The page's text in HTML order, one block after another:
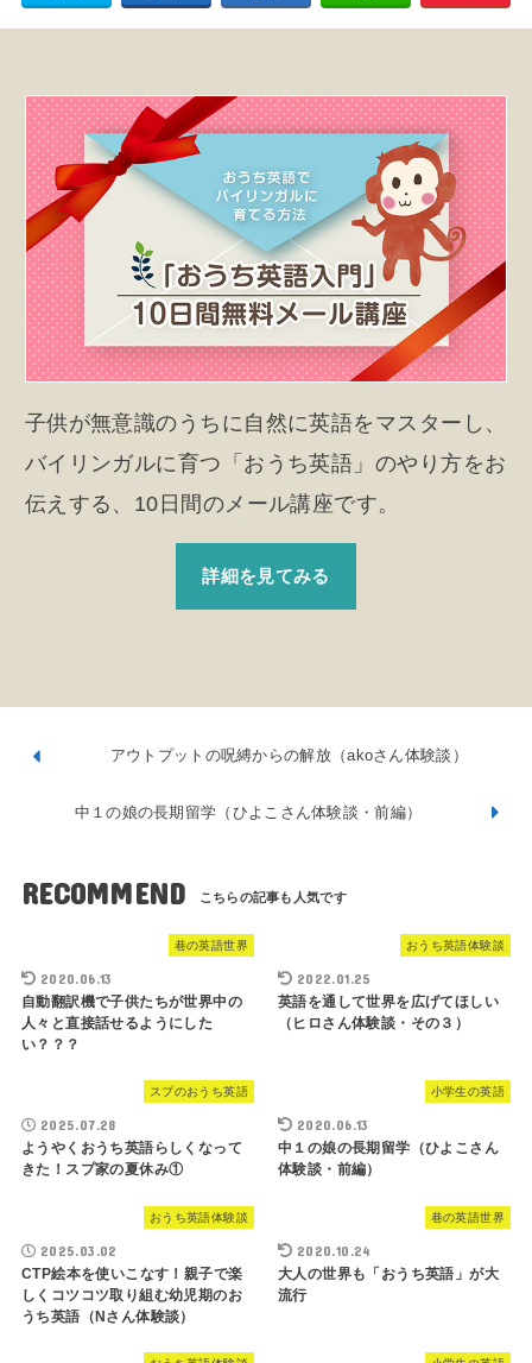
子供が無意識のうちに自然に英語をマスターし、
バイリンガルに育つ「おうち英語」のやり方をお
伝えする、10日間のメール講座です。
詳細を見てみる
アウトプットの呪縛からの解放（akoさん体験談）
中１の娘の長期留学（ひよこさん体験談・前編）
RECOMMEND
巷の英語世界
2020.06.13
自動翻訳機で子供たちが世界中の
人々と直接話せるようにした
い？？？
おうち英語体験談
2022.01.25
英語を通して世界を広げてほしい
（ヒロさん体験談・その３）
スプのおうち英語
2025.07.28
ようやくおうち英語らしくなって
きた！スプ家の夏休み①
小学生の英語
2020.06.13
中１の娘の長期留学（ひよこさん
体験談・前編）
おうち英語体験談
2025.03.02
CTP絵本を使いこなす！親子で楽
しくコツコツ取り組む幼児期のお
うち英語（Nさん体験談）
巷の英語世界
2020.10.24
大人の世界も「おうち英語」が大
流行